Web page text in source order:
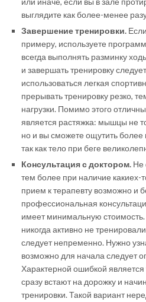
выглядите как более-менее
Завершение тренировки.Если
примеру, используете
всегда выполнять разминку
и завершать тренировку
использоваться легкая
прерывать тренировку резко,
нагрузки. Помимо этого
является растяжка: мышцы не
но и вы сможете ощутить более
так как тело при беге
Консультация с доктором.Не
тем более при наличие какиех-
прием к терапевту возможно и
профессиональная
имеет минимальную
никогда активно не
следует непременно. Нужно
возможно для начала следует
Характерной ошибкой
сразу встают на дорожку и
тренировки. Такой вариант